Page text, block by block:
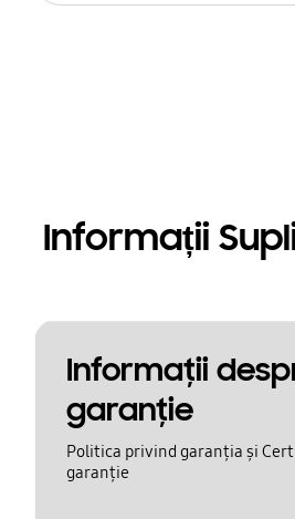
Informații
Informaţii
garanţie
Politica privind garanția și
garanție